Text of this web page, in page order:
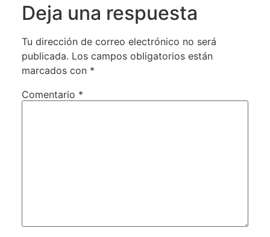
Deja una respuesta
Tu dirección de correo electrónico no será
publicada. Los campos obligatorios están
marcados con *
Comentario *